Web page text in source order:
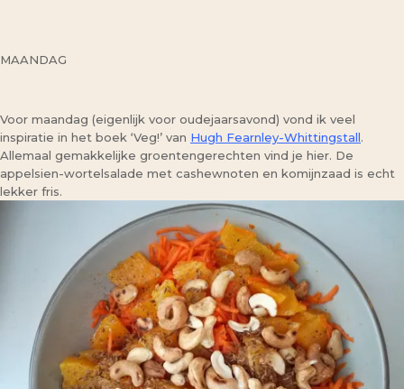
MAANDAG
Voor maandag (eigenlijk voor oudejaarsavond) vond ik veel
inspiratie in het boek ‘Veg!’ van Hugh Fearnley-Whittingstall.
Allemaal gemakkelijke groentengerechten vind je hier. De
appelsien-wortelsalade met cashewnoten en komijnzaad is echt
lekker fris.